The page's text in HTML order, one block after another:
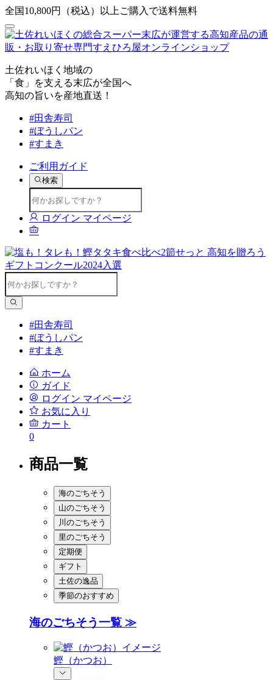
全国10,800円（税込）以上ご購入で送料無料
土佐れいほく地域の
「食」を支える末広が全国へ
高知の旨いを産地直送！
#田舎寿司
#ぼうしパン
#すまき
ご利用ガイド
検索
ログイン マイページ
#田舎寿司
#ぼうしパン
#すまき
ホーム
ガイド
ログイン マイページ
お気に入り
カート
0
商品一覧
海のごちそう
山のごちそう
川のごちそう
里のごちそう
定期便
ギフト
土佐の逸品
季節のおすすめ
海のごちそう一覧 ≫
鰹（かつお）